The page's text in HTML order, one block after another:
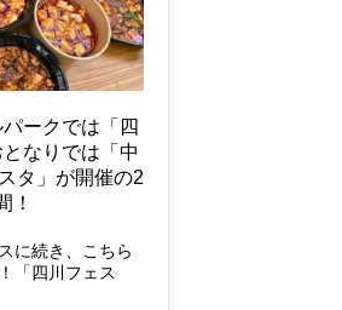
ークでは「四
なりでは「中
タ」が開催の2
！
に続き、こちら
「四川フェス